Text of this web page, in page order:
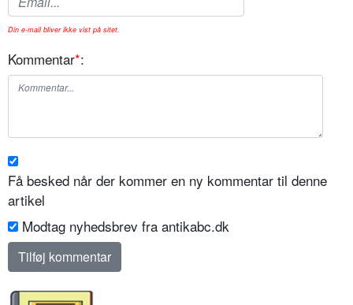
Din e-mail bliver ikke vist på sitet.
Kommentar*:
Få besked når der kommer en ny kommentar til denne
artikel
Modtag nyhedsbrev fra antikabc.dk